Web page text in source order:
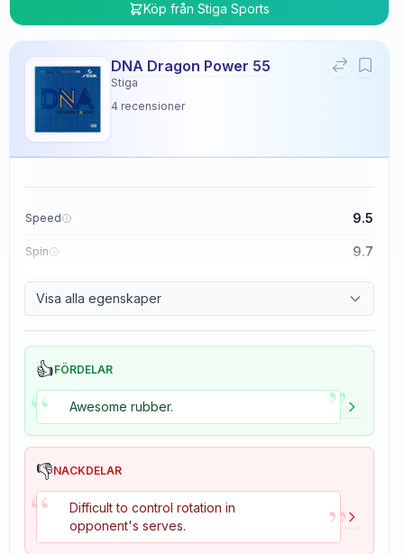
Köp från Stiga Sports
DNA Dragon Power 55
Stiga
4 recensioner
Speed 9.5
Spin 9.7
Visa alla egenskaper
👍FÖRDELAR
“ Awesome rubber. ”
👎NACKDELAR
“
Difficult to control rotation in
opponent's serves.
”